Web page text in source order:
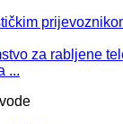
za rabljene
...